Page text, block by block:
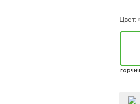
Цвет: